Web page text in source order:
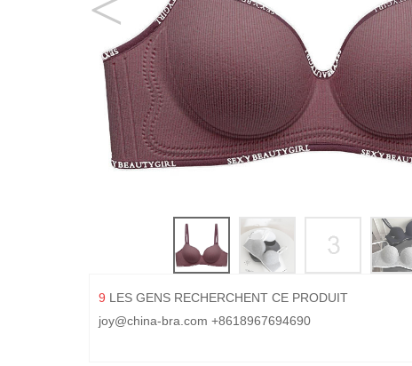
9 LES GENS RECHERCHENT CE PRODUIT
joy@china-bra.com +8618967694690